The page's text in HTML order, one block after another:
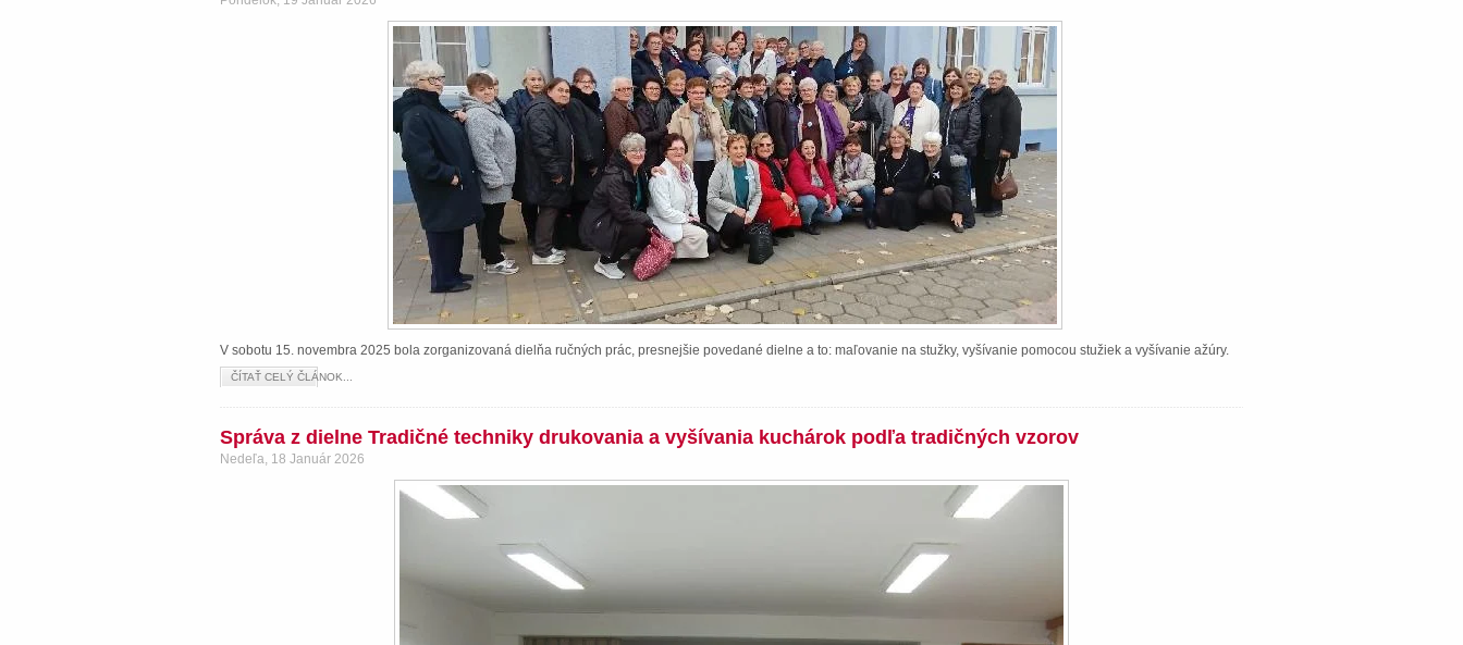
V sobotu 15. novembra 2025 bola zorganizovaná dielňa ručných prác, presnejšie povedané dielne a to: maľovanie na stužky, vyšívanie pomocou stužiek a vyšívanie ažúry.
ČÍTAŤ CELÝ ČLÁNOK...
Správa z dielne Tradičné techniky drukovania a vyšívania kuchárok podľa tradičných vzorov
Nedeľa, 18 Január 2026